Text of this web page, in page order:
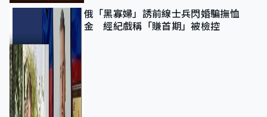
俄「黑寡婦」誘前線士兵閃婚騙撫恤
金 經紀戲稱「賺首期」被檢控